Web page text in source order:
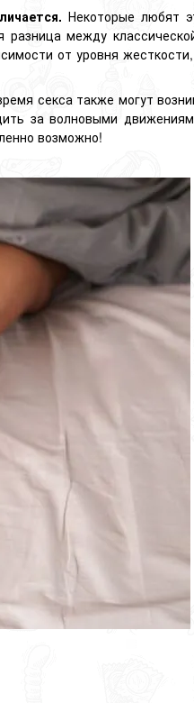
Некоторые любят
между
от уровня
секса также могут
за волновыми
возможно!